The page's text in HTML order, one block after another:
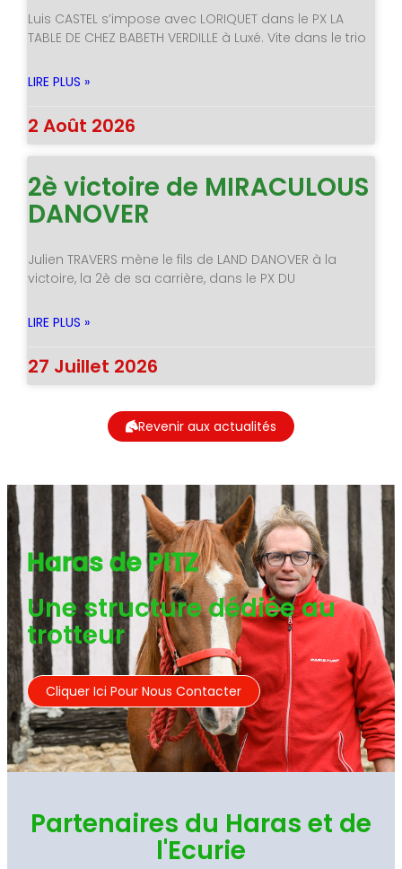
Luis CASTEL s’impose avec LORIQUET dans le PX LA
TABLE DE CHEZ BABETH VERDILLE à Luxé. Vite dans le trio
LIRE PLUS »
2 Août 2026
2è victoire de MIRACULOUS
DANOVER
Julien TRAVERS mène le fils de LAND DANOVER à la
victoire, la 2è de sa carrière, dans le PX DU
LIRE PLUS »
27 Juillet 2026
Revenir aux actualités
Haras de PITZ
Une structure dédiée au
trotteur
Cliquer Ici Pour Nous Contacter
Partenaires du Haras et de
l'Ecurie